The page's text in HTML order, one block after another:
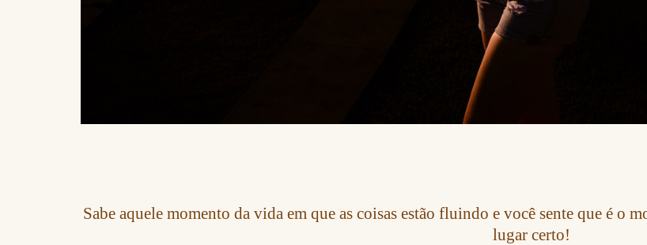
Sabe aquele momento da vida em que as coisas estão fluindo e você sente que é o
lugar certo!